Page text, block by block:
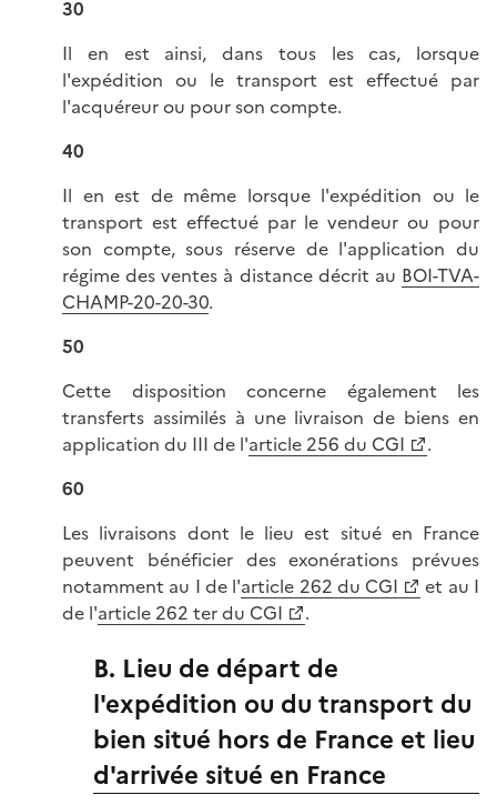
30
Il en est ainsi, dans tous les cas, lorsque
l'expédition ou le transport est effectué par
l'acquéreur ou pour son compte.
40
Il en est de même lorsque l'expédition ou le
transport est effectué par le vendeur ou pour
son compte, sous réserve de l'application du
régime des ventes à distance décrit au BOI-TVA-
CHAMP-20-20-30.
50
Cette disposition concerne également les
transferts assimilés à une livraison de biens en
application du III de l'article 256 du CGI
.
60
Les livraisons dont le lieu est situé en France
peuvent bénéficier des exonérations prévues
notamment au I de l'article 262 du CGI
et au I
de l'article 262 ter du CGI .
B. Lieu de départ de
l'expédition ou du transport du
bien situé hors de France et lieu
d'arrivée situé en France